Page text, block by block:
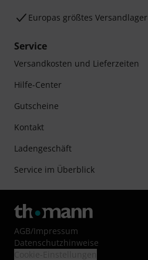
Europas größtes Versandlager
Service
Versandkosten und Lieferzeiten
Hilfe-Center
Gutscheine
Kontakt
Ladengeschäft
Service im Überblick
AGB/Impressum
Datenschutzhinweise